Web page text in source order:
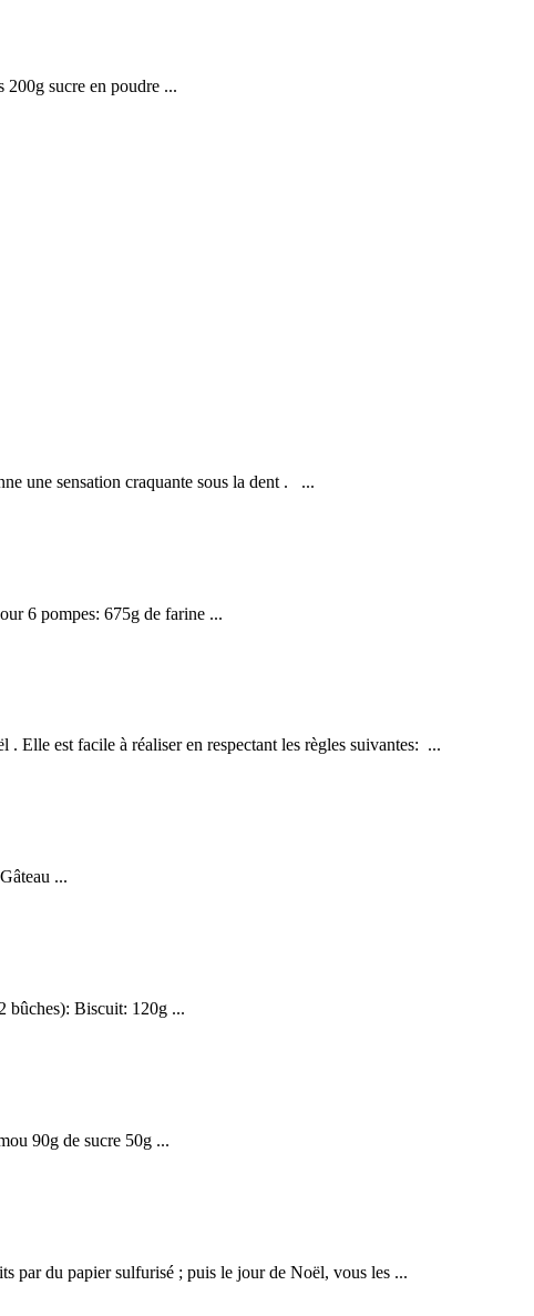
200g sucre en poudre ...
une sensation craquante sous la dent . ...
6 pompes: 675g de farine ...
. Elle est facile à réaliser en respectant les règles suivantes: ...
...
bûches): Biscuit: 120g ...
90g de sucre 50g ...
par du papier sulfurisé ; puis le jour de Noël, vous les ...